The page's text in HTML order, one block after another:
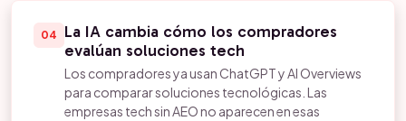
04
La IA cambia cómo los compradores
evalúan soluciones tech
Los compradores ya usan ChatGPT y AI Overviews
para comparar soluciones tecnológicas. Las
empresas tech sin AEO no aparecen en esas